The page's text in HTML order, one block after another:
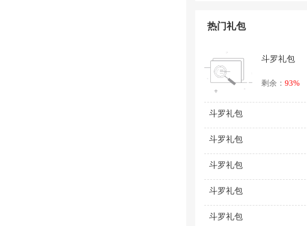
热门礼包
斗罗礼包
剩余： 93%
斗罗礼包
斗罗礼包
斗罗礼包
斗罗礼包
斗罗礼包